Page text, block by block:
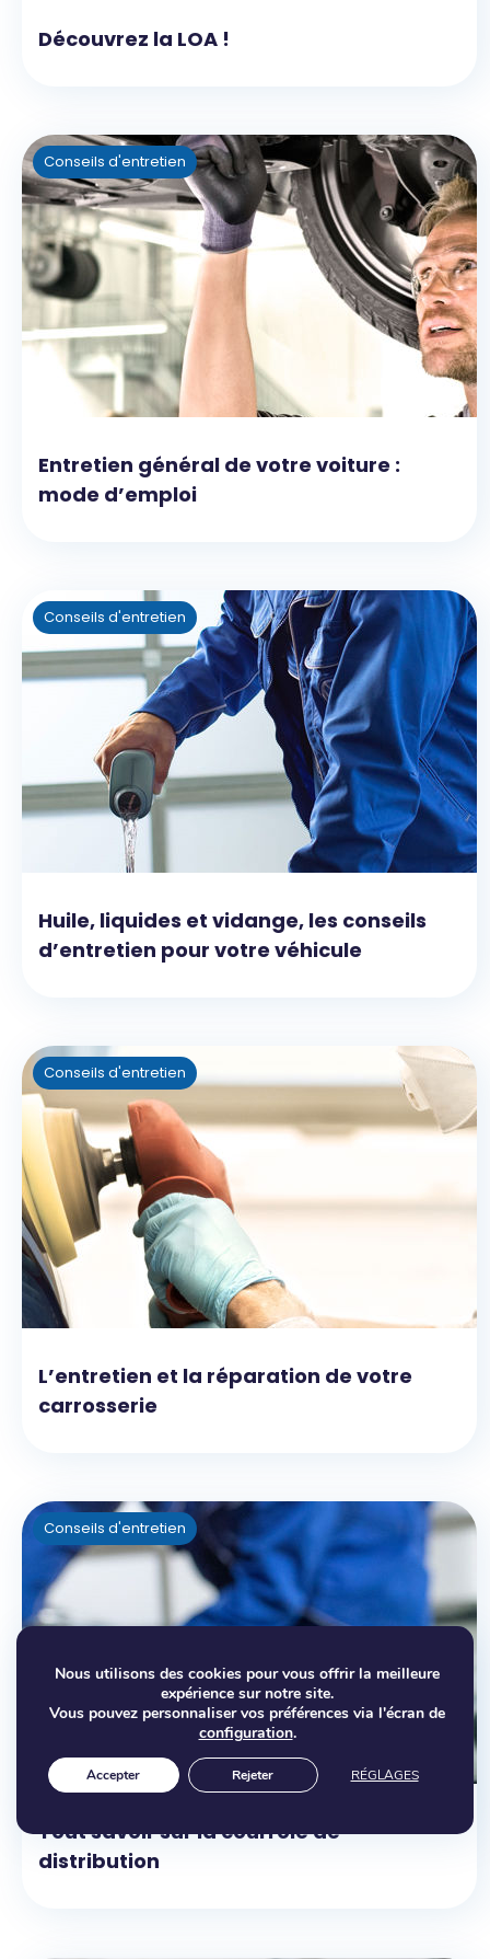
Découvrez la LOA !
Conseils d'entretien
Entretien général de votre voiture :
mode d’emploi
Conseils d'entretien
Huile, liquides et vidange, les conseils
d’entretien pour votre véhicule
Conseils d'entretien
L’entretien et la réparation de votre
carrosserie
Conseils d'entretien
Tout savoir sur la courroie de
distribution
Nous utilisons des cookies pour vous offrir la meilleure
expérience sur notre site.
Vous pouvez personnaliser vos préférences via l'écran de
configuration.
Accepter Rejeter RÉGLAGES